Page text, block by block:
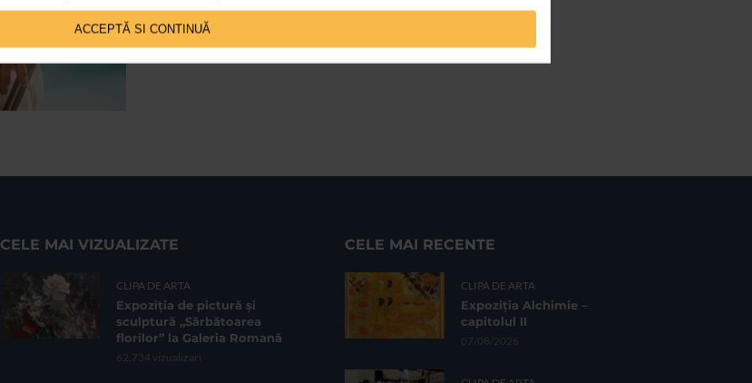
ACCEPTĂ SI CONTINUĂ
CELE MAI VIZUALIZATE
CLIPA DE ARTA
Expoziția de pictură și
sculptură „Sărbătoarea
florilor” la Galeria Romană
62.734 vizualizari
CELE MAI RECENTE
CLIPA DE ARTA
Expoziția Alchimie –
capitolul II
07/08/2026